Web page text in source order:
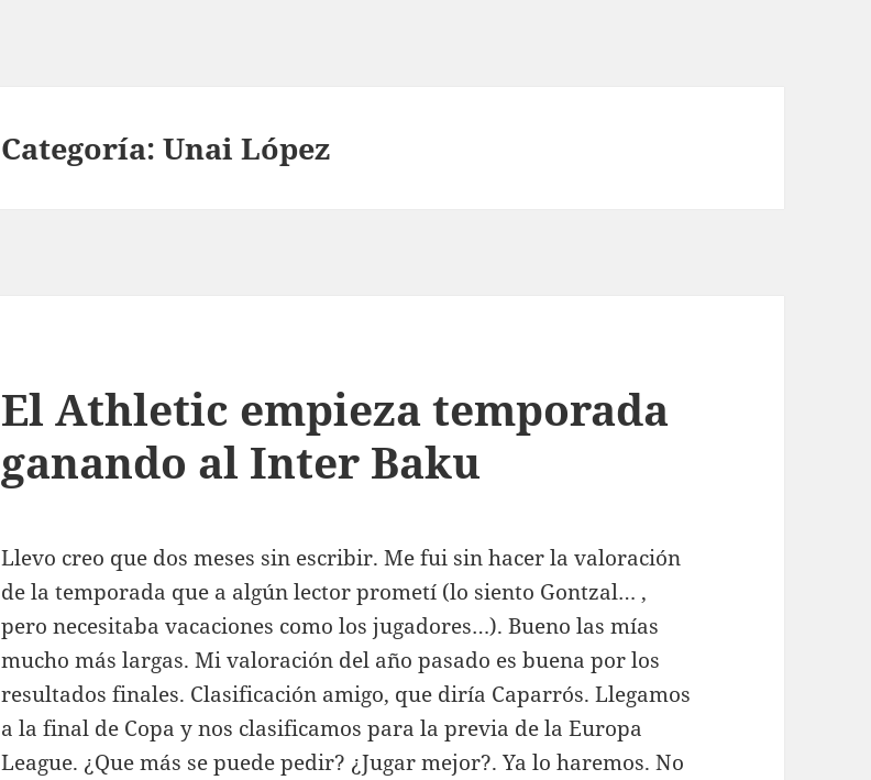
Categoría:Unai López
El Athletic empieza temporada
ganando al Inter Baku
Llevo creo que dos meses sin escribir. Me fui sin hacer la valoración
de la temporada que a algún lector prometí (lo siento Gontzal… ,
pero necesitaba vacaciones como los jugadores…). Bueno las mías
mucho más largas. Mi valoración del año pasado es buena por los
resultados finales. Clasificación amigo, que diría Caparrós. Llegamos
a la final de Copa y nos clasificamos para la previa de la Europa
League. ¿Que más se puede pedir? ¿Jugar mejor?. Ya lo haremos. No